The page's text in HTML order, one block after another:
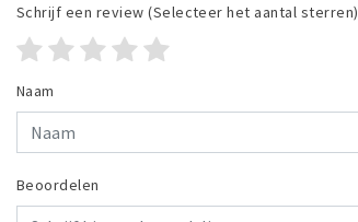
Schrijf een review (Selecteer het aantal sterren)
Naam
Beoordelen